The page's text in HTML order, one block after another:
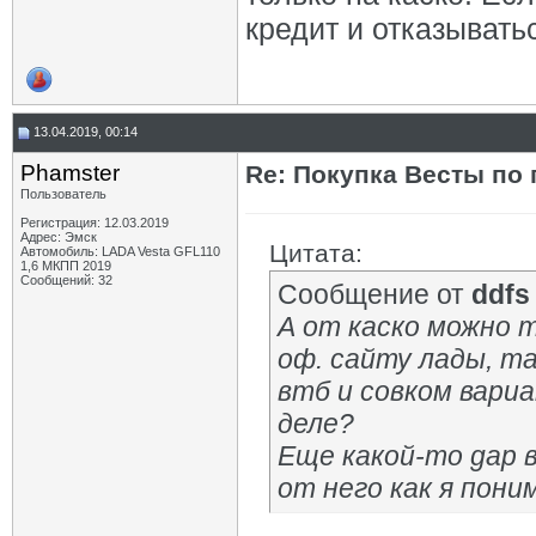
кредит и
13.04.2019, 00:14
Phamster
Пользователь
Регистрация: 12.03.2019
Адрес: Эмск
Автомобиль: LADA Vesta GFL110
1,6 МКПП 2019
Сообщений: 32
Re: Покупка Весты по
Цитата:
Сообщение от ddfs
А от каско можно
оф. сайту лады,
втб и совком
деле?
Еще какой-то gap
от него как я